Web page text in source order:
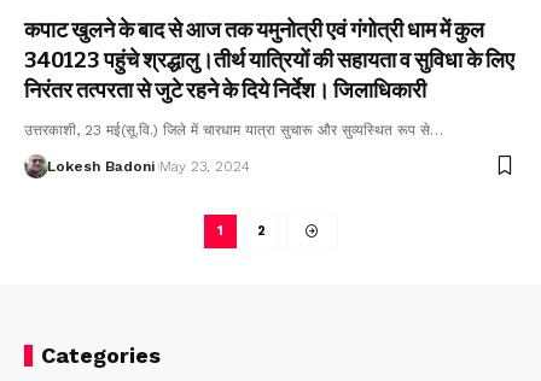
कपाट खुलने के बाद से आज तक यमुनोत्री एवं गंगोत्री धाम में कुल
340123 पहुंचे श्रद्धालु।तीर्थ यात्रियों की सहायता व सुविधा के लिए
निरंतर तत्परता से जुटे रहने के दिये निर्देश। जिलाधिकारी
उत्तरकाशी, 23 मई(सू.वि.) जिले में चारधाम यात्रा सुचारू और सुव्यस्थित रूप से…
Lokesh Badoni May 23, 2024
1 2
Categories